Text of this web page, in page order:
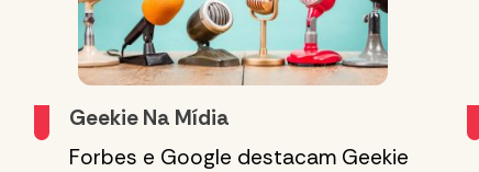
Geekie Na Mídia
Forbes e Google destacam Geekie